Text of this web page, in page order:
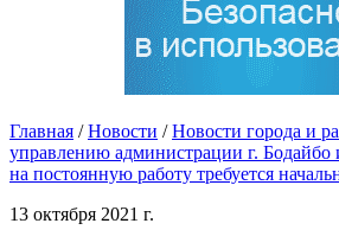
Главная / Новости / Новости города и
управлению администрации г. Бодайбо
на постоянную работу требуется
13 октября 2021 г.